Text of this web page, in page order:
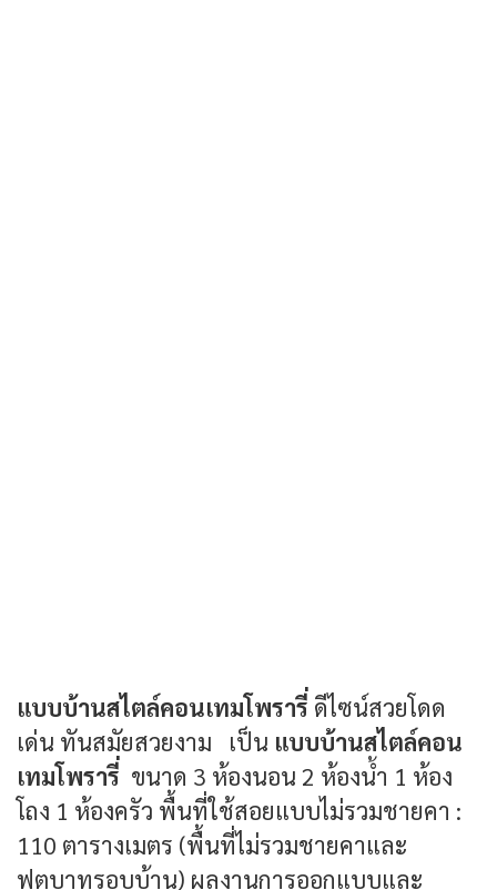
แบบบ้านสไตล์คอนเทมโพรารี่ ดีไซน์สวยโดด
เด่น ทันสมัยสวยงาม เป็น แบบบ้านสไตล์คอน
เทมโพรารี่ ขนาด 3 ห้องนอน 2 ห้องน้ำ 1 ห้อง
โถง 1 ห้องครัว พื้นที่ใช้สอยแบบไม่รวมชายคา :
110 ตารางเมตร (พื้นที่ไม่รวมชายคาและ
ฟุตบาทรอบบ้าน) ผลงานการออกแบบและ